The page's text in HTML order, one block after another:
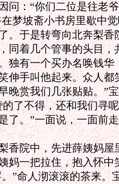
问：“你们二位是往老
梦坡斋小书房里歇中
。于是转弯向北奔梨
同着几个管事的头目
独有一个买办名唤钱
伸手叫他起来。众人都
晚赏我们几张贴贴。”
了不得，还和我们寻
了。”一面说，一面前
院中，先进薛姨妈屋
妈一把拉住，抱入怀中
”命人沏滚滚的茶来。